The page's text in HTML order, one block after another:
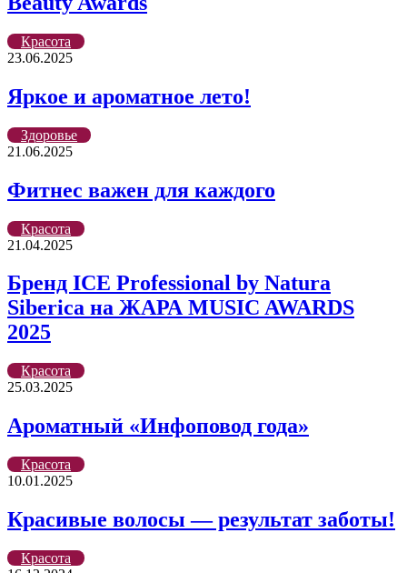
Красота
23.06.2025
Яркое и ароматное лето!
Здоровье
21.06.2025
Фитнес важен для каждого
Красота
21.04.2025
Бренд ICE Professional by Natura
Siberica на ЖАРА MUSIC AWARDS
2025
Красота
25.03.2025
Ароматный «Инфоповод года»
Красота
10.01.2025
Красивые волосы — результат заботы!
Красота